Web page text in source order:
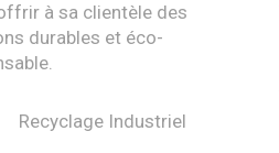
à sa clientèle des
durables et éco-